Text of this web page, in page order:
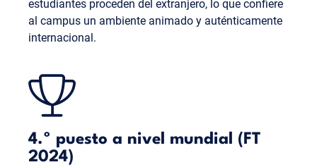
estudiantes proceden del extranjero, lo que confiere
al campus un ambiente animado y auténticamente
internacional.
4.º puesto a nivel mundial (FT
2024)